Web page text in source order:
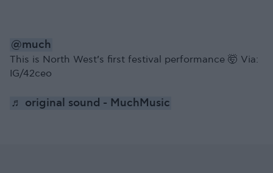
@much
This is North West’s first festival performance 🤯 Via:
IG/42ceo
♬ original sound - MuchMusic